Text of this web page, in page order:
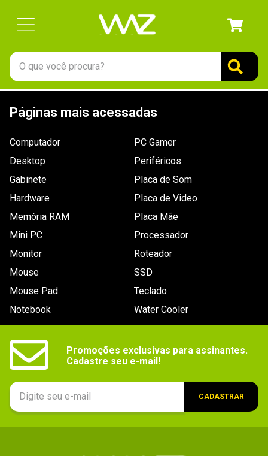
O que você procura?
Páginas mais acessadas
Computador
Desktop
Gabinete
Hardware
Memória RAM
Mini PC
Monitor
Mouse
Mouse Pad
Notebook
PC Gamer
Periféricos
Placa de Som
Placa de Video
Placa Mãe
Processador
Roteador
SSD
Teclado
Water Cooler
Promoções exclusivas para assinantes.
Cadastre seu e-mail!
CADASTRAR
1º
gabinete
teclado
ssd
openbox
mouse
jonsbo
fractal